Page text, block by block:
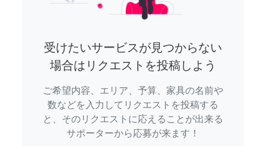
受けたいサービスが見つからない
場合はリクエストを投稿しよう
ご希望内容、エリア、予算、家具の名前や
数などを入力してリクエストを投稿する
と、そのリクエストに応えることが出来る
サポーターから応募が来ます！